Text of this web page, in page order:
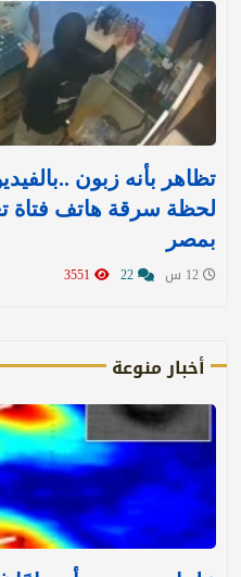
تظاهر بأنه زبون
لحظة سرقة هاتف
بمصر
أخبار منوعة